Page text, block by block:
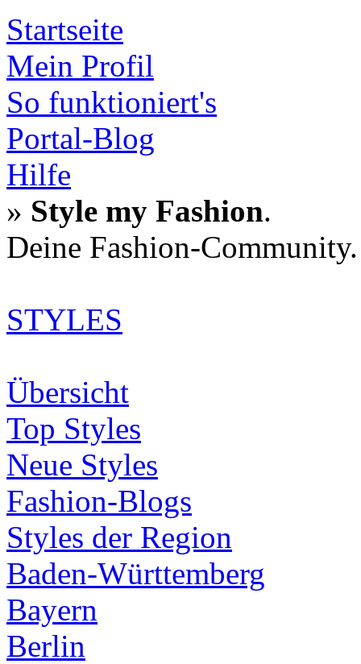
Startseite
Mein Profil
So funktioniert's
Portal-Blog
Hilfe
» Style my Fashion.
Deine Fashion-
STYLES
Übersicht
Top Styles
Neue Styles
Fashion-Blogs
Styles der Region
Baden-Württemberg
Bayern
Berlin